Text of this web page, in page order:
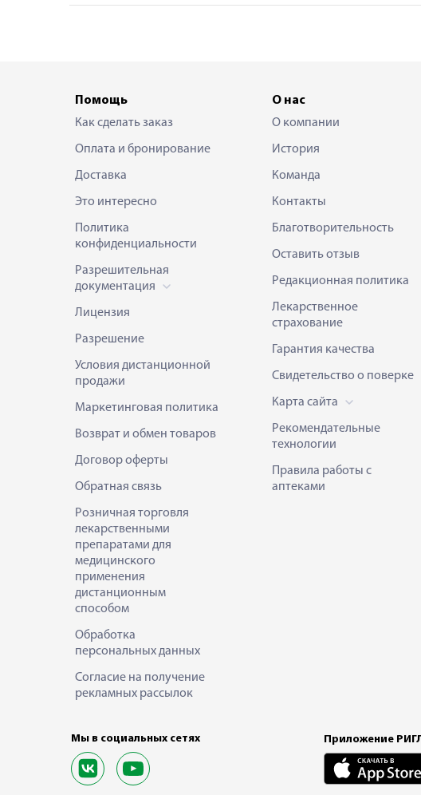
Помощь
Как сделать заказ
Оплата и бронирование
Доставка
Это интересно
Политика
конфиденциальности
Разрешительная
документация
Лицензия
Разрешение
Условия дистанционной
продажи
Маркетинговая политика
Возврат и обмен товаров
Договор оферты
Обратная связь
Розничная торговля
лекарственными
препаратами для
медицинского
применения
дистанционным
способом
Обработка
персональных данных
Согласие на получение
рекламных рассылок
О нас
О компании
История
Команда
Контакты
Благотворительность
Оставить отзыв
Редакционная политика
Лекарственное
страхование
Гарантия качества
Свидетельство о поверке
Карта сайта
Рекомендательные
технологии
Правила работы с
аптеками
Мы в социальных сетях Приложение